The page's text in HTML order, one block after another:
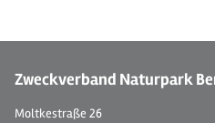
Zweckverband Naturpark
Moltkestraße 26